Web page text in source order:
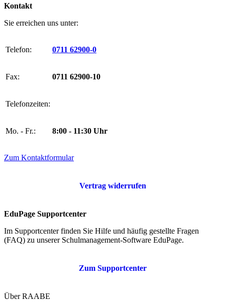
Kontakt
Sie erreichen uns unter:
Telefon: 0711 62900-0
Fax: 0711 62900-10
Telefonzeiten:
Mo. - Fr.: 8:00 - 11:30 Uhr
Zum Kontaktformular
Vertrag widerrufen
EduPage Supportcenter
Im Supportcenter finden Sie Hilfe und häufig gestellte Fragen
(FAQ) zu unserer Schulmanagement-Software EduPage.
Zum Supportcenter
Über RAABE